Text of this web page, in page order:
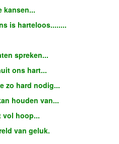
kansen...
is harteloos........
spreken...
ons hart...
zo hard nodig...
houden van...
vol hoop...
van geluk.